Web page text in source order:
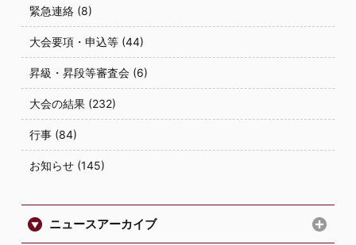
緊急連絡 (8)
大会要項・申込等 (44)
昇級・昇段等審査会 (6)
大会の結果 (232)
行事 (84)
お知らせ (145)
ニュースアーカイブ